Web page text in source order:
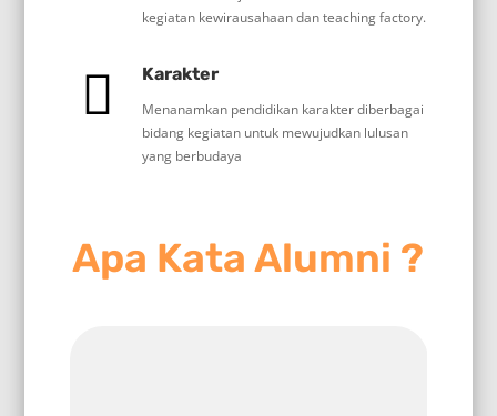
kegiatan kewirausahaan dan teaching factory.
Karakter
Menanamkan pendidikan karakter diberbagai
bidang kegiatan untuk mewujudkan lulusan
yang berbudaya
Apa Kata Alumni ?